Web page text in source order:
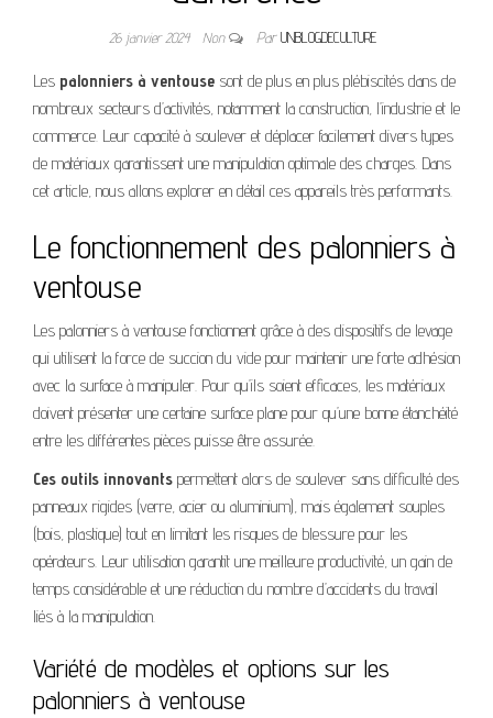
26 janvier 2024 Non ParUNBLOGDECULTURE
Les palonniers à ventouse sont de plus en plus plébiscités dans de
nombreux secteurs d’activités, notamment la construction, l’industrie et le
commerce. Leur capacité à soulever et déplacer facilement divers types
de matériaux garantissent une manipulation optimale des charges. Dans
cet article, nous allons explorer en détail ces appareils très performants.
Le fonctionnement des palonniers à
ventouse
Les palonniers à ventouse fonctionnent grâce à des dispositifs de levage
qui utilisent la force de succion du vide pour maintenir une forte adhésion
avec la surface à manipuler. Pour qu’ils soient efficaces, les matériaux
doivent présenter une certaine surface plane pour qu’une bonne étanchéité
entre les différentes pièces puisse être assurée.
Ces outils innovants permettent alors de soulever sans difficulté des
panneaux rigides (verre, acier ou aluminium), mais également souples
(bois, plastique) tout en limitant les risques de blessure pour les
opérateurs. Leur utilisation garantit une meilleure productivité, un gain de
temps considérable et une réduction du nombre d’accidents du travail
liés à la manipulation.
Variété de modèles et options sur les
palonniers à ventouse